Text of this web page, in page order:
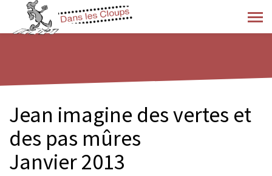
Jean imagine des vertes et
des pas mûres
Janvier 2013